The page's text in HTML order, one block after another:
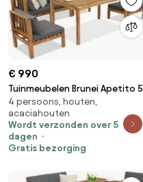
€ 990
Tuinmeubelen Brunei Apetito 5
Garden Point acacia
4 persoons, houten,
acaciahouten
Wordt verzonden over 5
dagen
Gratis bezorging